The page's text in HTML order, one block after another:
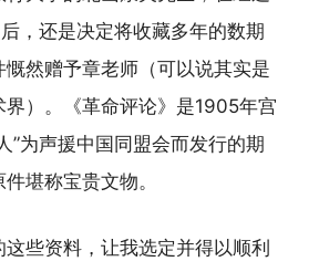
，还是决定将收藏多年的数期
慨然赠予章老师（可以说其实是
界）。《革命评论》是1905年宫
”为声援中国同盟会而发行的期
堪称宝贵文物。
些资料，让我选定并得以顺利